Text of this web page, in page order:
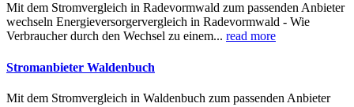
Mit dem Stromvergleich in Radevormwald zum passenden Anbieter
wechseln Energieversorgervergleich in Radevormwald - Wie
Verbraucher durch den Wechsel zu einem... read more
Stromanbieter Waldenbuch
Mit dem Stromvergleich in Waldenbuch zum passenden Anbieter